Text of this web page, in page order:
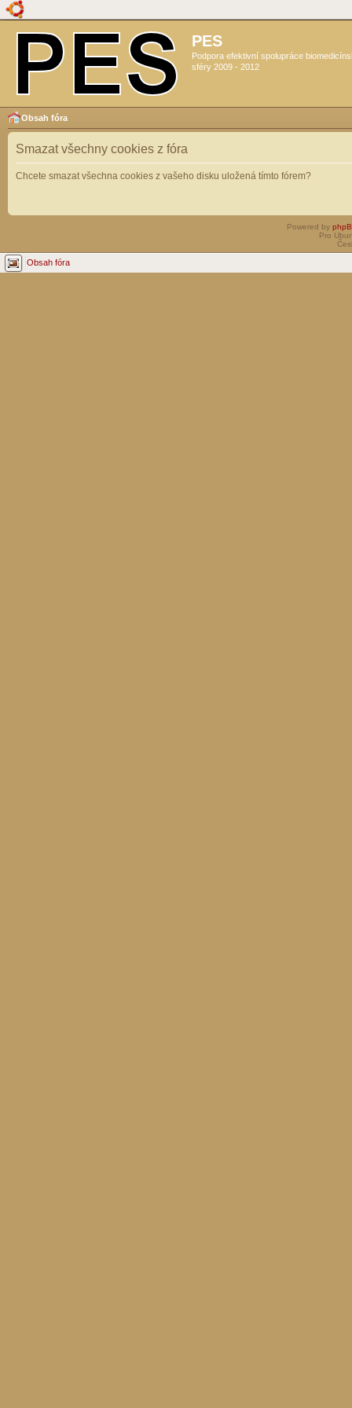
PES
Podpora efektivní spolupráce
sféry 2009 - 2012
Obsah fóra
Smazat všechny cookies z fóra
Chcete smazat všechna cookies z vašeho disku uložená tímto fórem?
Powered by
Pro
Obsah fóra